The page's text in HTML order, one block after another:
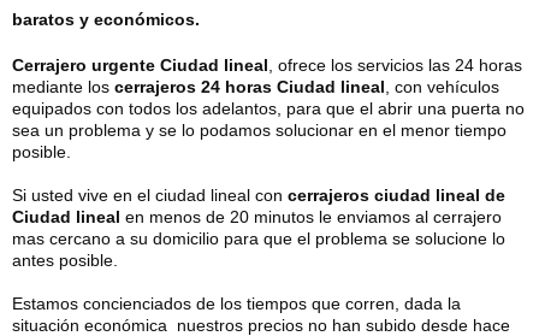
baratos y económicos.
Cerrajero urgente Ciudad lineal , ofrece los servicios las 24 horas
mediante los cerrajeros 24 horas Ciudad lineal , con vehículos
equipados con todos los adelantos, para que el abrir una puerta no
sea un problema y se lo podamos solucionar en el menor tiempo
posible.
Si usted vive en el ciudad lineal con cerrajeros ciudad lineal de
Ciudad lineal en menos de 20 minutos le enviamos al cerrajero
mas cercano a su domicilio para que el problema se solucione lo
antes posible.
Estamos concienciados de los tiempos que corren, dada la
situación económica nuestros precios no han subido desde hace